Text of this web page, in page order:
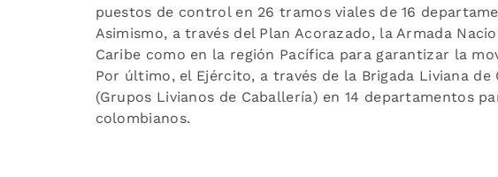
puestos de control en 26 tramos viales de 16
Asimismo, a través del Plan Acorazado, la Armada
Caribe como en la región Pacífica para garantizar la
Por último, el Ejército, a través de la Brigada Liviana de
(Grupos Livianos de Caballería) en 14 departamentos
colombianos.